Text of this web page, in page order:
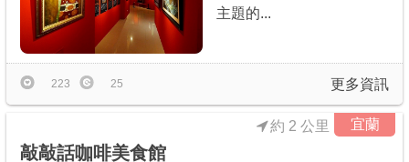
主題的...
更多資訊
223 25
宜蘭
敲敲話咖啡美食館
約 2 公里